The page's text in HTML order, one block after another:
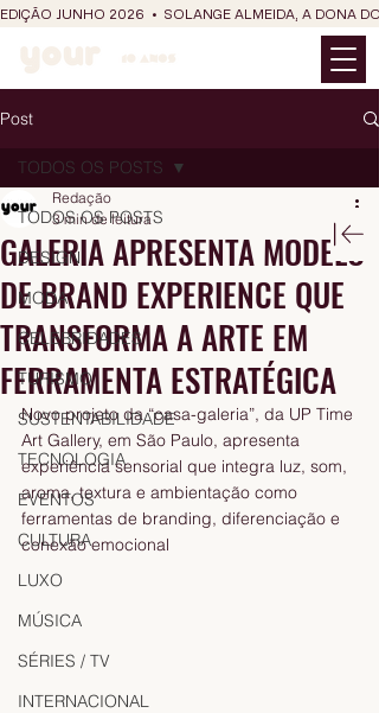
EDIÇÃO JUNHO 2026  •  SOLANGE ALMEIDA, A DONA
Post
TODOS OS POSTS
DESIGN
MODA
CELEBRIDADES
TURISMO
SUSTENTABILIDADE
TECNOLOGIA
EVENTOS
CULTURA
LUXO
MÚSICA
SÉRIES / TV
INTERNACIONAL
TODOS OS POSTS
GALERIA APRESENTA MODELO
DE BRAND EXPERIENCE QUE
TRANSFORMA A ARTE EM
FERRAMENTA ESTRATÉGICA
Redação
3 min de leitura
Novo projeto da “casa-galeria”, da UP Time
Art Gallery, em São Paulo, apresenta
experiência sensorial que integra luz, som,
aroma, textura e ambientação como
ferramentas de branding, diferenciação e
conexão emocional